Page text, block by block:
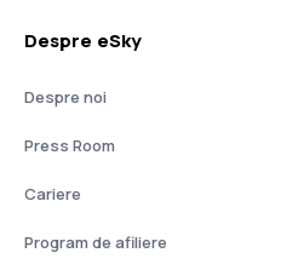
Despre eSky
Despre noi
Press Room
Cariere
Program de afiliere